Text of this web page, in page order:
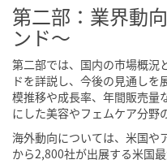
第二部：業界動
ンド〜
第二部では、国内の市場概況
ドを詳説し、今後の見通し
模推移や成長率、年間販売量
にした美容やフェムケア分野
海外動向については、米国や
から2,800社が出展する米国